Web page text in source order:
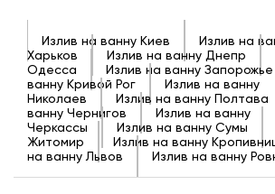
Излив на ванну Киев
Излив на
Харьков
Излив на ванну Днепр
Одесса
Излив на ванну Запорожье
ванну Кривой Рог
Излив на ванну
Николаев
Излив на ванну Полтава
ванну Чернигов
Излив на ванну
Черкассы
Излив на ванну Сумы
Житомир
Излив на ванну
на ванну Львов
Излив на ванну